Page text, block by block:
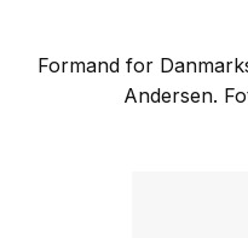
Formand for
Andersen.